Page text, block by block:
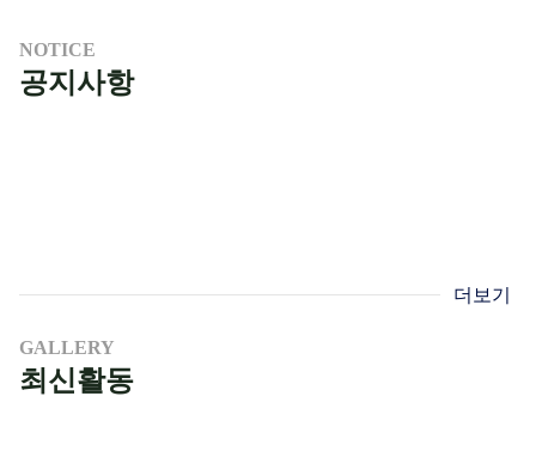
NOTICE
공지사항
더보기
GALLERY
최신활동